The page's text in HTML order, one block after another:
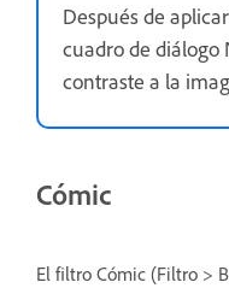
Después de
cuadro de diálogo
contraste a la
Cómic
El filtro Cómic (Filtro >